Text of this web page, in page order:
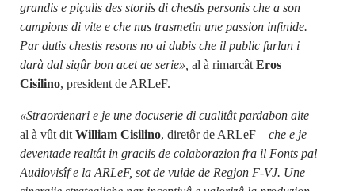
grandis e piçulis des storiis di chestis personis che a son
campions di vite e che nus trasmetin une passion infinide.
Par dutis chestis resons no ai dubis che il public furlan i
darà dal sigûr bon acet ae serie», al à rimarcât Eros
Cisilino, president de ARLeF.
«Straordenari e je une docuserie di cualitât pardabon alte –
al à vût dit William Cisilino, diretôr de ARLeF – che e je
deventade realtât in graciis de colaborazion fra il Fonts pal
Audiovisîf e la ARLeF, sot de vuide de Regjon F-VJ. Une